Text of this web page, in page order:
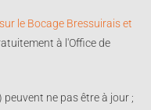
le Bocage Bressuirais et
à l'Office de
ne pas être à jour ;